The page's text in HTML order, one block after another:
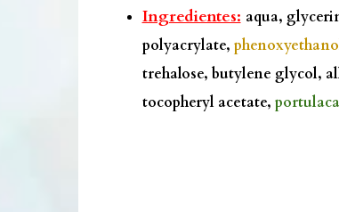
Ingredientes: aqua,
polyacrylate,
trehalose, butylene glycol,
tocopheryl acetate,